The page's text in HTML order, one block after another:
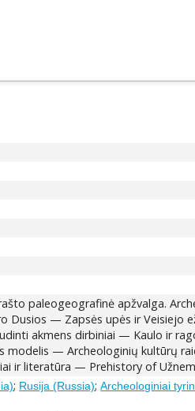
paleogeografinė apžvalga.
— Zapsės upės ir Veisiejo
akmens dirbiniai — Kaulo ir
— Archeologinių kultūrų
ir literatūra — Prehistory of
; Rusija (Russia);Archeologiniai